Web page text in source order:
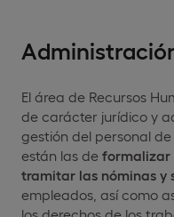
El área de Recursos
de carácter jurídico y
gestión del personal
están las de formalizar
tramitar las nóminas y
empleados, así como
los derechos de los